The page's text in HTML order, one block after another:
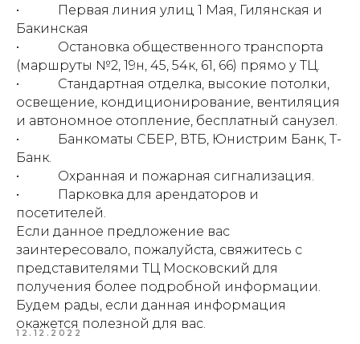
• Первая линия улиц 1 Мая, Гилянская и
Бакинская
• Остановка общественного транспорта
(маршруты №2, 19н, 45, 54к, 61, 66) прямо у ТЦ.
• Стандартная отделка, высокие потолки,
освещение, кондиционирование, вентиляция
и автономное отопление, бесплатный санузел.
• Банкоматы СБЕР, ВТБ, Юнистрим Банк, Т-
Банк.
• Охранная и пожарная сигнализация.
• Парковка для арендаторов и
посетителей.
Если данное предложение вас
заинтересовало, пожалуйста, свяжитесь с
представителями ТЦ Московский для
получения более подробной информации.
Будем рады, если данная информация
окажется полезной для вас.
12.12.2022